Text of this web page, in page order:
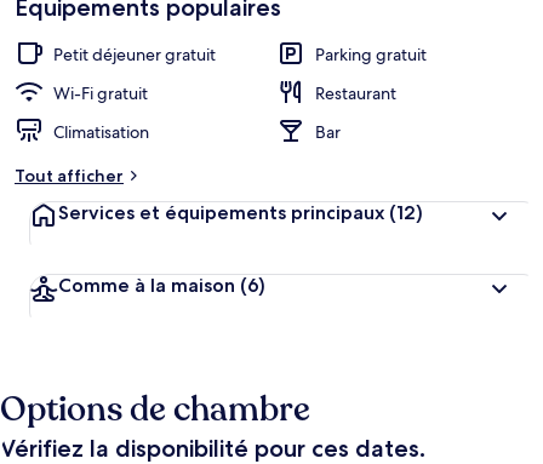
Équipements populaires
Petit déjeuner gratuit
Parking gratuit
Wi-Fi gratuit
Restaurant
Climatisation
Bar
Tout afficher
Services et équipements principaux (12)
Comme à la maison (6)
Options de chambre
Vérifiez la disponibilité pour ces dates.